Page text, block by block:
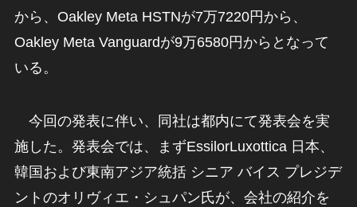
から、Oakley Meta HSTNが7万7220円から、
Oakley Meta Vanguardが9万6580円からとなって
いる。
今回の発表に伴い、同社は都内にて発表会を実
施した。発表会では、まずEssilorLuxottica 日本、
韓国および東南アジア統括 シニア バイス プレジデ
ントのオリヴィエ・シュパン氏が、会社の紹介を